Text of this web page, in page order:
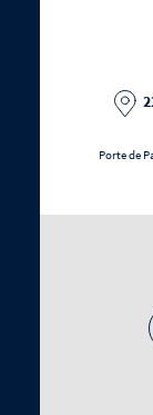
Porte de